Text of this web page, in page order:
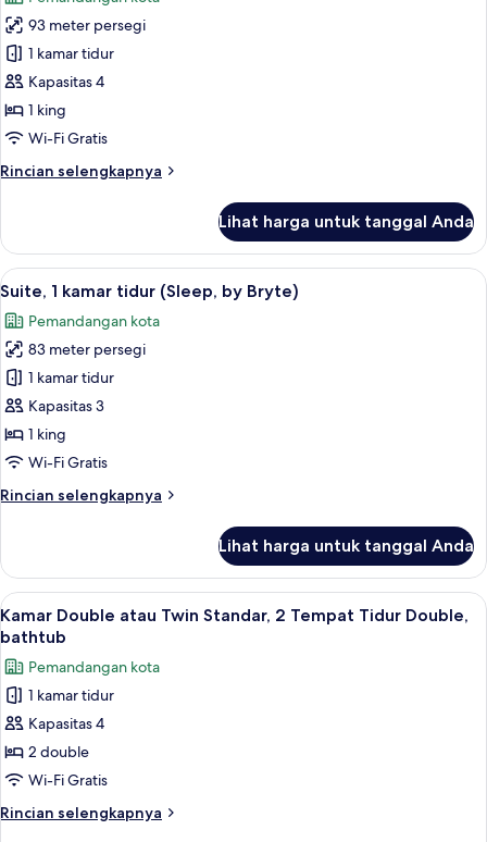
(Shower)
untuk
Suite,
1
kamar
tidur
Terrace)
93 meter persegi
1 kamar tidur
Kapasitas 4
1 king
Wi-Fi Gratis
Rincian selengkapnya
Rincian
Suite,
kamar
(Sky
Terrace)
Lihat harga untuk tanggal Anda
Lihat
semua
foto
untuk
Suite,
1
kamar
tidur
by
21
Suite, 1 kamar tidur (Sleep, by Bryte)
Pemandangan kota
83 meter persegi
1 kamar tidur
Kapasitas 3
1 king
Wi-Fi Gratis
Rincian selengkapnya
Rincian
Suite,
kamar
tidur
by
Bryte)
Lihat harga untuk tanggal Anda
Lihat
semua
foto
untuk
Kamar
Double
atau
Twin
Standar,
2
Seprai premium, minibar, brankas,
7
Kamar Double atau Twin Standar, 2 Tempat Tidur Double,
bathtub
Pemandangan kota
1 kamar tidur
Kapasitas 4
2 double
Wi-Fi Gratis
Rincian selengkapnya
Rincian